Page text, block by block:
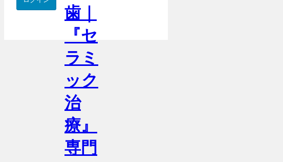
歯｜
『セ
ラミ
ック
治
療』
専門